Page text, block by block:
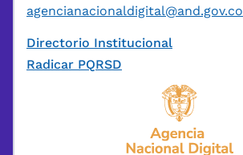
agencianacionaldigital@and.gov.co
Directorio Institucional
Radicar PQRSD